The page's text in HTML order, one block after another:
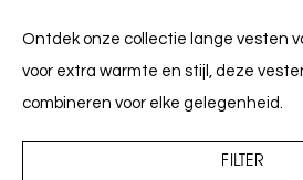
Ontdek onze collectie lange vesten
voor extra warmte en stijl, deze
combineren voor elke gelegenheid.
FILTER